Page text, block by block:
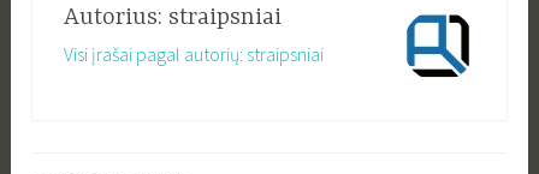
Autorius: straipsniai
Visi įrašai pagal autorių: straipsniai